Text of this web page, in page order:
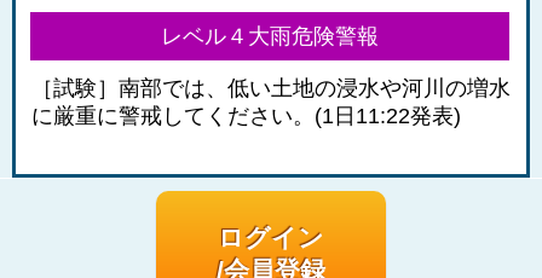
レベル４大雨危険警報
［試験］南部では、低い土地の浸水や河川の増水
に厳重に警戒してください。(1日11:22発表)
ログイン
/会員登録